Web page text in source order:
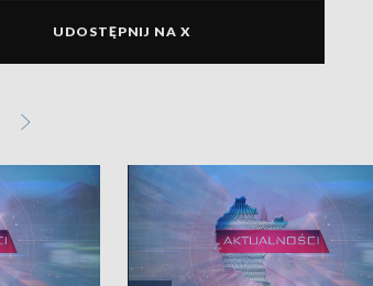
UDOSTĘPNIJ NA X